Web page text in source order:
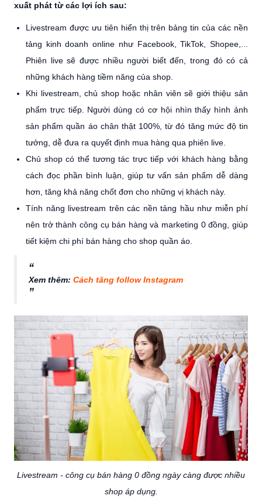
xuất phát từ các lợi ích sau:
Livestream được ưu tiên hiển thị trên bảng tin của các nền
tảng kinh doanh online như Facebook, TikTok, Shopee,...
Phiên live sẽ được nhiều người biết đến, trong đó có cả
những khách hàng tiềm năng của shop.
Khi livestream, chủ shop hoặc nhân viên sẽ giới thiệu sản
phẩm trực tiếp. Người dùng có cơ hội nhìn thấy hình ảnh
sản phẩm quần áo chân thật 100%, từ đó tăng mức độ tin
tưởng, dễ đưa ra quyết định mua hàng qua phiên live.
Chủ shop có thể tương tác trực tiếp với khách hàng bằng
cách đọc phần bình luận, giúp tư vấn sản phẩm dễ dàng
hơn, tăng khả năng chốt đơn cho những vị khách này.
Tính năng livestream trên các nền tảng hầu như miễn phí
nên trở thành công cụ bán hàng và marketing 0 đồng, giúp
tiết kiệm chi phí bán hàng cho shop quần áo.
Xem thêm: Cách tăng follow Instagram
Livestream - công cụ bán hàng 0 đồng ngày càng được nhiều
shop áp dụng.